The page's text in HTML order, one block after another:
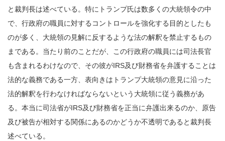
と裁判長は述べている。特にトランプ氏は数多くの大統領令の中
で、行政府の職員に対するコントロールを強化する目的としたも
のが多く、大統領の見解に反するような法の解釈を禁止するもの
まである。当たり前のことだが、この行政府の職員には司法長官
も含まれるわけなので、その彼がIRS及び財務省を弁護することは
法的な義務である一方、表向きはトランプ大統領の意見に沿った
法的解釈を行わなければならないという大統領に従う義務があ
る。本当に司法省がIRS及び財務省を正当に弁護出来るのか、原告
及び被告が相対する関係にあるのかどうか不透明であると裁判長
述べている。